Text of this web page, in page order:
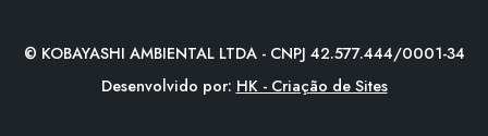
© KOBAYASHI AMBIENTAL LTDA - CNPJ 42.577.444/0001-34
Desenvolvido por: HK - Criação de Sites